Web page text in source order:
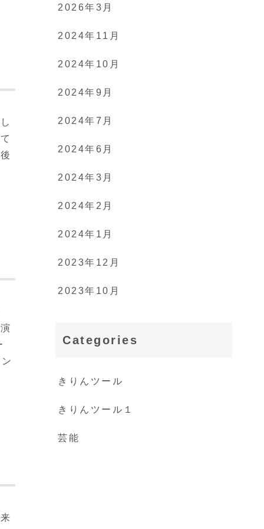
2026年3月
2024年11月
2024年10月
2024年9月
2024年7月
2024年6月
2024年3月
2024年2月
2024年1月
2023年12月
2023年10月
Categories
きりんツール
きりんツール１
芸能